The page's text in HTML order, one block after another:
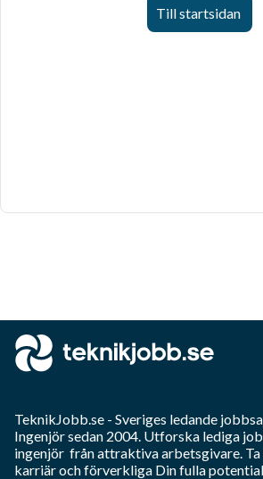
Till startsidan
TeknikJobb.se - Sveriges ledande
Ingenjörsedan 2004. Utforska lediga
ingenjör från attraktiva arbetsgivare. Ta
karriär och förverkliga Din fulla